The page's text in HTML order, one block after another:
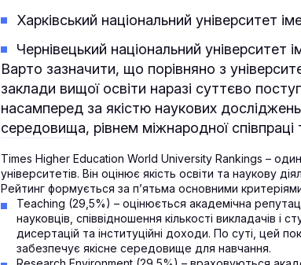
Харківський національний університет
Чернівецький національний університет
Варто зазначити, що порівняно з
заклади вищої освіти наразі суттєво
насамперед за якістю наукових
середовища, рівнем міжнародної
Times Higher Education World University Rankings –
університетів. Він оцінює якість освіти та наукову
Рейтинг формується за п’ятьма основними
Teaching (29,5%) – оцінюється академічна
науковців, співвідношення кількості викладачів і
дисертацій та інституційні доходи. По суті, цей
забезпечує якісне середовище для навчання.